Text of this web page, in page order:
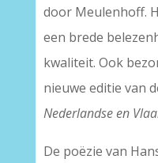
door Meulenhoff.
een brede
kwaliteit. Ook
nieuwe editie van
Nederlandse en
De poëzie van